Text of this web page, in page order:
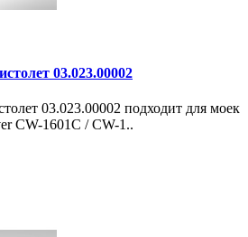
03.023.00002
03.023.00002 подходит для моек
CW-1601С / CW-1..